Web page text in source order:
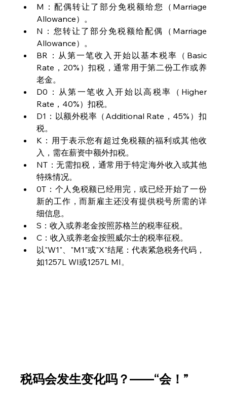
M：配偶转让了部分免税额给您（Marriage
Allowance）。
N：您转让了部分免税额给配偶（Marriage
Allowance）。
BR：从第一笔收入开始以基本税率（Basic
Rate，20%）扣税，通常用于第二份工作或养
老金。
D0：从第一笔收入开始以高税率（Higher
Rate，40%）扣税。
D1：以额外税率（Additional Rate，45%）扣
税。
K：用于表示您有超过免税额的福利或其他收
入，需在薪资中额外扣税。
NT：无需扣税，通常用于特定海外收入或其他
特殊情况。
0T：个人免税额已经用完，或已经开始了一份
新的工作，而新雇主还没有提供税号所需的详
细信息。
S：收入或养老金按照苏格兰的税率征税。
C：收入或养老金按照威尔士的税率征税。
以"W1"、"M1"或"X"结尾：代表紧急税务代码，
如1257L WI或1257L MI 。
税码会发生变化吗？——“会！”